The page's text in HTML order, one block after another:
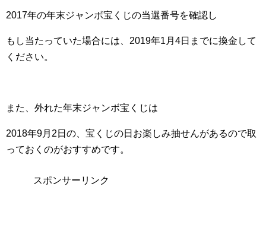
2017年の年末ジャンボ宝くじの当選番号を確認し
もし当たっていた場合には、2019年1月4日までに換金して
ください。
また、外れた年末ジャンボ宝くじは
2018年9月2日の、宝くじの日お楽しみ抽せんがあるので取
っておくのがおすすめです。
スポンサーリンク